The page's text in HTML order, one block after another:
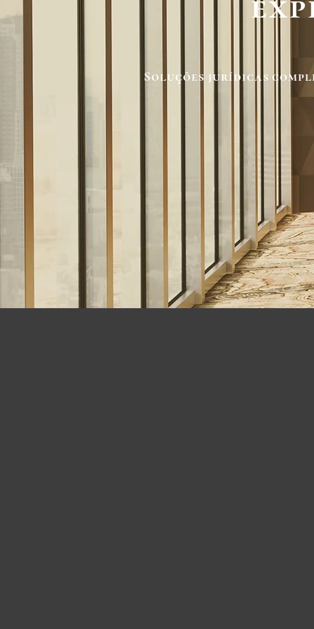
Soluções jurídicas